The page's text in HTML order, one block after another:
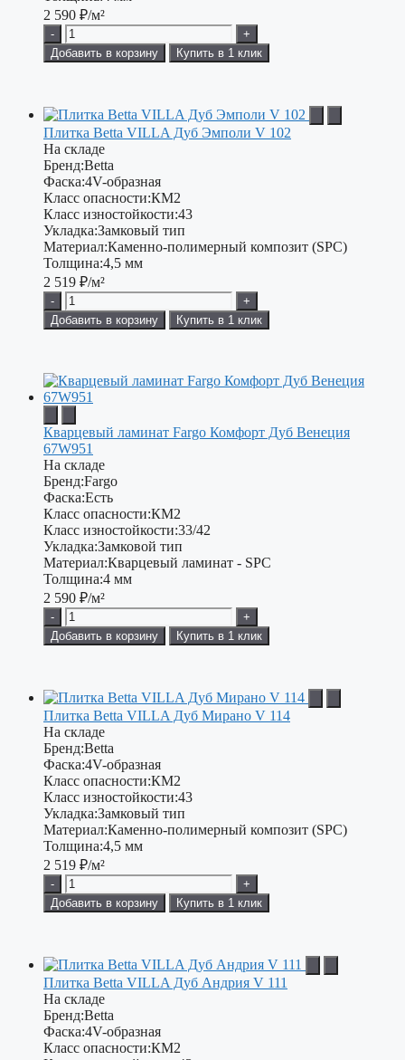
2 590 ₽/м²
-
+
Добавить в корзину
Купить в 1 клик
Плитка Betta VILLA Дуб Эмполи V 102
На складе
Бренд:Betta
Фаска:4V-образная
Класс опасности:КМ2
Класс изностойкости:43
Укладка:Замковый тип
Материал:Каменно-полимерный композит (SPC)
Толщина:4,5 мм
2 519 ₽/м²
-
+
Добавить в корзину
Купить в 1 клик
Кварцевый ламинат Fargo Комфорт Дуб Венеция
67W951
На складе
Бренд:Fargo
Фаска:Есть
Класс опасности:КМ2
Класс изностойкости:33/42
Укладка:Замковой тип
Материал:Кварцевый ламинат - SPC
Толщина:4 мм
2 590 ₽/м²
-
+
Добавить в корзину
Купить в 1 клик
Плитка Betta VILLA Дуб Мирано V 114
На складе
Бренд:Betta
Фаска:4V-образная
Класс опасности:КМ2
Класс изностойкости:43
Укладка:Замковый тип
Материал:Каменно-полимерный композит (SPC)
Толщина:4,5 мм
2 519 ₽/м²
-
+
Добавить в корзину
Купить в 1 клик
Плитка Betta VILLA Дуб Андрия V 111
На складе
Бренд:Betta
Фаска:4V-образная
Класс опасности:КМ2